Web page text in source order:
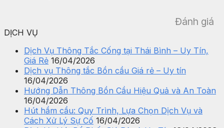
Đánh giá
DỊCH VỤ
Dịch Vụ Thông Tắc Cống tại Thái Bình – Uy Tín,
Giá Rẻ 16/04/2026
Dịch vụ Thông tắc Bồn cầu Giá rẻ – Uy tín
16/04/2026
Hướng Dẫn Thông Bồn Cầu Hiệu Quả và An Toàn
16/04/2026
Hút hầm cầu: Quy Trình, Lựa Chọn Dịch Vụ và
Cách Xử Lý Sự Cố 16/04/2026